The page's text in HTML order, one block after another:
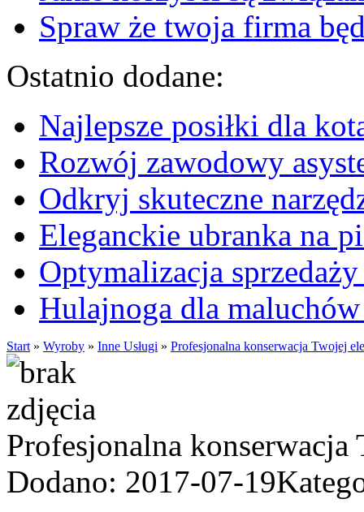
Spraw że twoja firma
Ostatnio dodane:
Najlepsze posiłki dla
Rozwój zawodowy
Odkryj skuteczne
Eleganckie ubranka na
Optymalizacja
Hulajnoga dla maluchów
Start » Wyroby » Inne Usługi » Profesjonalna konserwacja Twojej
Profesjonalna
Dodano: 2017-07-19